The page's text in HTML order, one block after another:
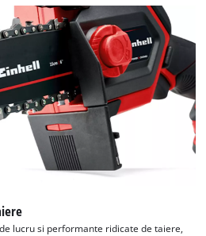
de acordul dvs. pentru a
serviciul Google Maps!
is not permitted to load due
that are not disclosed to the
list of technologies used.
lucru si performante ridicate de taiere,